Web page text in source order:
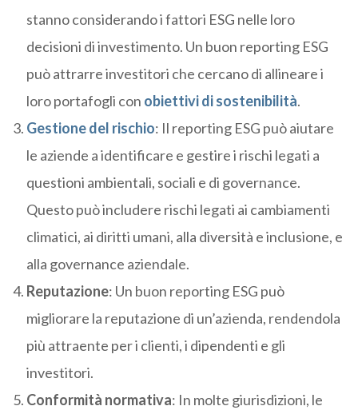
stanno considerando i fattori ESG nelle loro
decisioni di investimento. Un buon reporting ESG
può attrarre investitori che cercano di allineare i
loro portafogli con obiettivi di sostenibilità.
Gestione del rischio: Il reporting ESG può aiutare
le aziende a identificare e gestire i rischi legati a
questioni ambientali, sociali e di governance.
Questo può includere rischi legati ai cambiamenti
climatici, ai diritti umani, alla diversità e inclusione, e
alla governance aziendale.
Reputazione: Un buon reporting ESG può
migliorare la reputazione di un’azienda, rendendola
più attraente per i clienti, i dipendenti e gli
investitori.
Conformità normativa: In molte giurisdizioni, le